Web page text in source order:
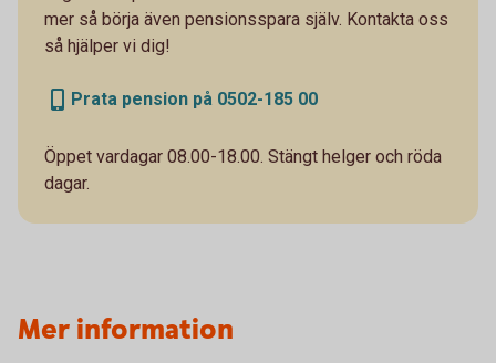
mer så börja även pensionsspara själv. Kontakta oss
så hjälper vi dig!
Prata pension på 0502-185 00
Öppet vardagar 08.00-18.00. Stängt helger och röda
dagar.
Mer information